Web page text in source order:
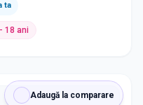
ta
18 ani
Adaugă la comparare